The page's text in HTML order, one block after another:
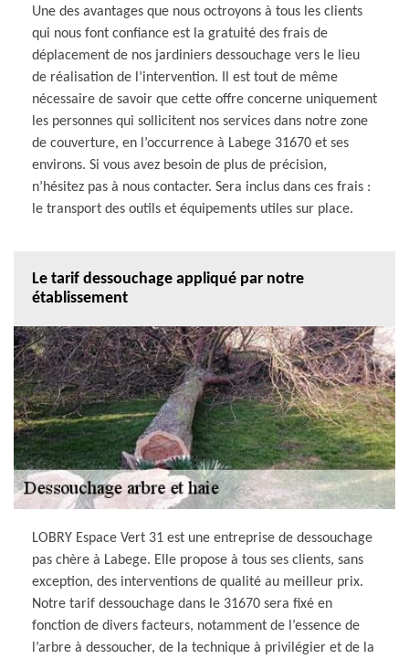
Une des avantages que nous octroyons à tous les clients
qui nous font confiance est la gratuité des frais de
déplacement de nos jardiniers dessouchage vers le lieu
de réalisation de l’intervention. Il est tout de même
nécessaire de savoir que cette offre concerne uniquement
les personnes qui sollicitent nos services dans notre zone
de couverture, en l’occurrence à Labege 31670 et ses
environs. Si vous avez besoin de plus de précision,
n’hésitez pas à nous contacter. Sera inclus dans ces frais :
le transport des outils et équipements utiles sur place.
Le tarif dessouchage appliqué par notre
établissement
LOBRY Espace Vert 31 est une entreprise de dessouchage
pas chère à Labege. Elle propose à tous ses clients, sans
exception, des interventions de qualité au meilleur prix.
Notre tarif dessouchage dans le 31670 sera fixé en
fonction de divers facteurs, notamment de l’essence de
l’arbre à dessoucher, de la technique à privilégier et de la